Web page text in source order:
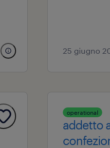
25 giugno
operational
addetto